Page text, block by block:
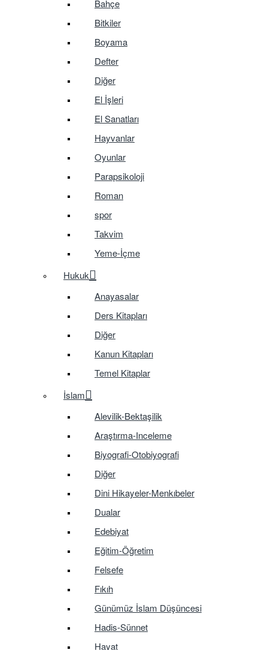
Bahçe
Bitkiler
Boyama
Defter
Diğer
El İşleri
El Sanatları
Hayvanlar
Oyunlar
Parapsikoloji
Roman
spor
Takvim
Yeme-İçme
Hukuk
Anayasalar
Ders Kitapları
Diğer
Kanun Kitapları
Temel Kitaplar
İslam
Alevilik-Bektaşilik
Araştırma-Inceleme
Biyografi-Otobiyografi
Diğer
Dini Hikayeler-Menkıbeler
Dualar
Edebiyat
Eğitim-Öğretim
Felsefe
Fıkıh
Günümüz İslam Düşüncesi
Hadis-Sünnet
Hayat